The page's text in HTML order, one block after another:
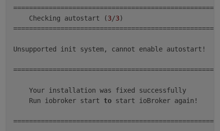
Imagedatei:
sich nicht
    Checking autostart (
3/3
Unsupported init
Your
    Run iobroker start
to start